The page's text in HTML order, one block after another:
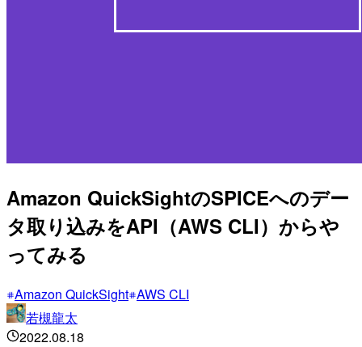
Amazon QuickSightのSPICEへのデー
タ取り込みをAPI（AWS CLI）からや
ってみる
Amazon QuickSight AWS CLI
若槻龍太
2022.08.18